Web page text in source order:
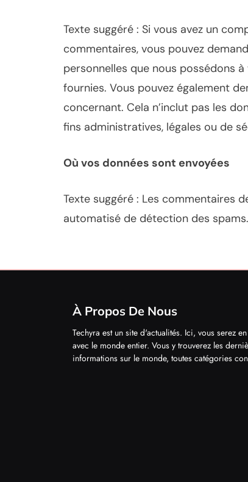
Texte suggéré : Si vous avez un
commentaires, vous pouvez
personnelles que nous possédons
fournies. Vous pouvez également
concernant. Cela n’inclut pas les
fins administratives, légales ou de
Où vos données sont envoyées
Texte suggéré : Les commentaires
automatisé de détection des spams.
À Propos De Nous
Techyra est un site d'actualités. Ici, vous serez
avec le monde entier. Vous y trouverez les
informations sur le monde, toutes catégories